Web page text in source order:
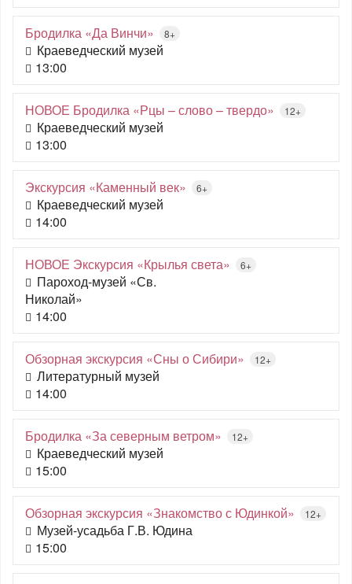
Бродилка «Да Винчи» 8+
Краеведческий музей
13:00
НОВОЕ Бродилка «Рцы – слово – твердо» 12+
Краеведческий музей
13:00
Экскурсия «Каменный век» 6+
Краеведческий музей
14:00
НОВОЕ Экскурсия «Крылья света» 6+
Пароход-музей «Св.
Николай»
14:00
Обзорная экскурсия «Сны о Сибири» 12+
Литературный музей
14:00
Бродилка «За северным ветром» 12+
Краеведческий музей
15:00
Обзорная экскурсия «Знакомство с Юдинкой» 12+
Музей-усадьба Г.В. Юдина
15:00